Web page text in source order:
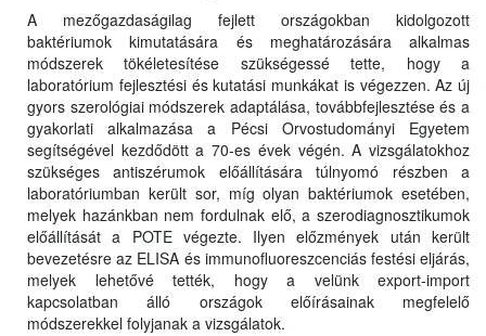
A mezőgazdaságilag fejlett országokban kidolgozott
baktériumok kimutatására és meghatározására alkalmas
módszerek tökéletesítése szükségessé tette, hogy a
laboratórium fejlesztési és kutatási munkákat is végezzen. Az új
gyors szerológiai módszerek adaptálása, továbbfejlesztése és a
gyakorlati alkalmazása a Pécsi Orvostudományi Egyetem
segítségével kezdődött a 70-es évek végén. A vizsgálatokhoz
szükséges antiszérumok előállítására túlnyomó részben a
laboratóriumban került sor, míg olyan baktériumok esetében,
melyek hazánkban nem fordulnak elő, a szerodiagnosztikumok
előállítását a POTE végezte. Ilyen előzmények után került
bevezetésre az ELISA és immunofluoreszcenciás festési eljárás,
melyek lehetővé tették, hogy a velünk export-import
kapcsolatban álló országok előírásainak megfelelő
módszerekkel folyjanak a vizsgálatok.